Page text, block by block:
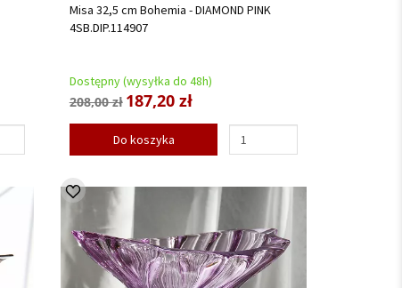
Misa 32,5 cm Bohemia - DIAMOND PINK
4SB.DIP.114907
Dostępny (wysyłka do 48h)
208,00 zł 187,20 zł
Do koszyka